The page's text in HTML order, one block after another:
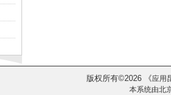
版权所有©2026 《应用
本系统由北